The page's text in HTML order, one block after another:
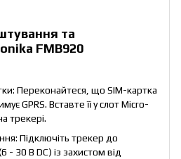
та
FMB920
Переконайтеся, що SIM-картка
GPRS. Вставте її у слот Micro-
трекері.
Підключіть трекер до
30 В DC) із захистом від